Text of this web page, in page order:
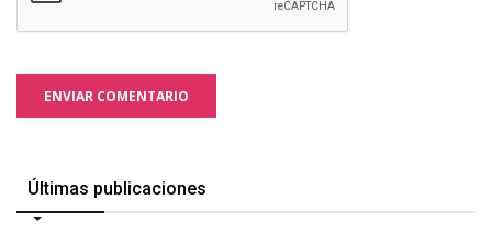
ENVIAR COMENTARIO
Últimas publicaciones